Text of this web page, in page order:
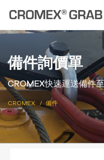
備件詢價單
CROMEX快速運送備件
CROMEX 備件